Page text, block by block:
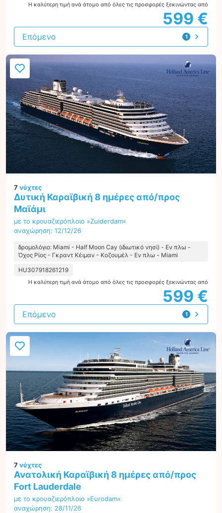
Η καλύτερη τιμή ανά άτομο από όλες τις προσφορές ξεκινώντας από
599 €
1
προσφορά
Επόμενο
7νύχτες
Δυτική Καραϊβική 8 ημέρες από/προς
Μαϊάμι
με το κρουαζιερόπλοιο »Zuiderdam«
αναχώρηση: 12/12/26
δρομολόγιο: Miami - Half Moon Cay (ιδιωτικό νησί) - Εν πλω -
Όχος Ρίος - Γκραντ Κέιμαν - Κοζουμέλ - Εν πλω - Miami
HU307918261219
Η καλύτερη τιμή ανά άτομο από όλες τις προσφορές ξεκινώντας από
599 €
1
προσφορά
Επόμενο
7νύχτες
Ανατολική Καραϊβική 8 ημέρες από/προς
Fort Lauderdale
με το κρουαζιερόπλοιο »Eurodam«
αναχώρηση: 28/11/26